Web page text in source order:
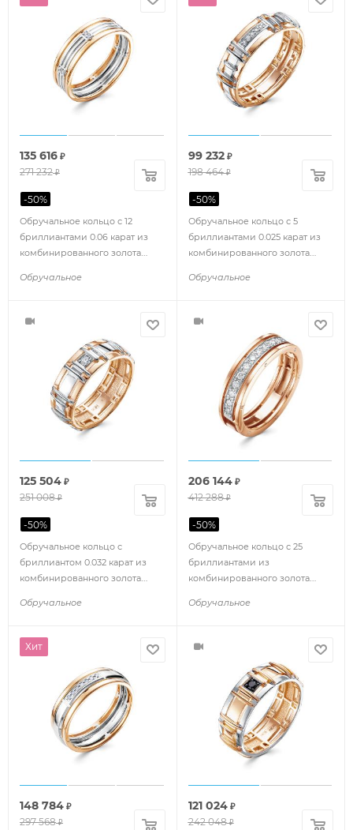
Обручальное кольцо с 12
бриллиантами 0.06 карат из
комбинированного золота
Обручальное
135 616 ₽
271 232₽
-50%
Обручальное кольцо с 5
бриллиантами 0.025 карат из
комбинированного золота
Обручальное
99 232₽
198 464₽
-50%
Обручальное кольцо с
бриллиантом 0.032 карат из
комбинированного золота
Обручальное
125 504 ₽
251 008₽
-50%
Обручальное кольцо с 25
бриллиантами из
комбинированного золота
Обручальное
206 144₽
412 288₽
-50%
Хит
148 784 ₽
297 568₽
121 024₽
242 048₽